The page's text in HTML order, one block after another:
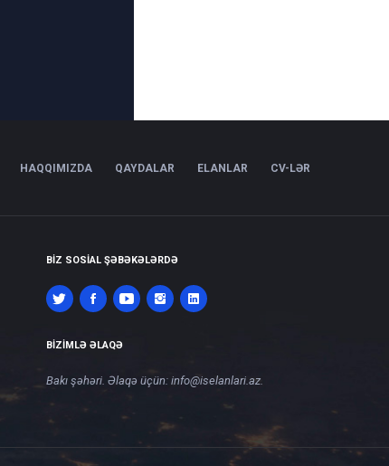
HAQQIMIZDA QAYDALAR ELANLAR CV-LƏR
BIZ SOSIAL ŞƏBƏKƏLƏRDƏ
BIZIMLƏ ƏLAQƏ
Bakı şəhəri. Əlaqə üçün: info@iselanlari.az.